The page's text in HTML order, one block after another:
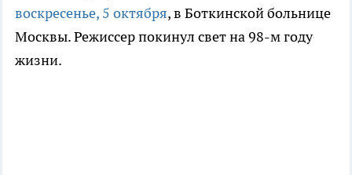
воскресенье, 5 октября, в Боткинской больнице
Москвы. Режиссер покинул свет на 98-м году
жизни.